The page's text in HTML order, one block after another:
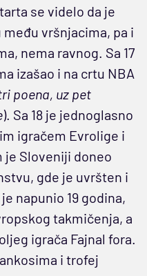
se videlo da je
vršnjacima, pa i
nema ravnog. Sa 17
izašao i na crtu NBA
poena, uz pet
). Sa 18 je jednoglasno
igračem Evrolige i
je Sloveniji doneo
gde je uvršten i
napunio 19 godina,
takmičenja, a
igrača Fajnal fora.
i trofej